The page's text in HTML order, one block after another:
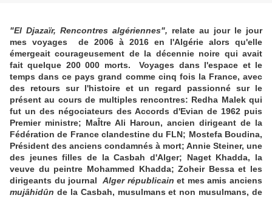
"El Djazaïr, Rencontres algériennes", relate au jour le jour
mes voyages de 2006 à 2016 en l'Algérie alors qu'elle
émergeait courageusement de la décennie noire qui avait
fait quelque 200 000 morts. Voyages dans l'espace et le
temps dans ce pays grand comme cinq fois la France, avec
des retours sur l'histoire et un regard passionné sur le
présent au cours de multiples rencontres: Redha Malek qui
fut un des négociateurs des Accords d'Evian de 1962 puis
Premier ministre; MaÎtre Ali Haroun, ancien dirigeant de la
Fédération de France clandestine du FLN; Mostefa Boudina,
Président des anciens condamnés à mort; Annie Steiner, une
des jeunes filles de la Casbah d'Alger; Naget Khadda, la
veuve du peintre Mohammed Khadda; Zoheir Bessa et les
dirigeants du journalAlger républicain et mes amis anciens
mujâhidûn de la Casbah, musulmans et non musulmans, de